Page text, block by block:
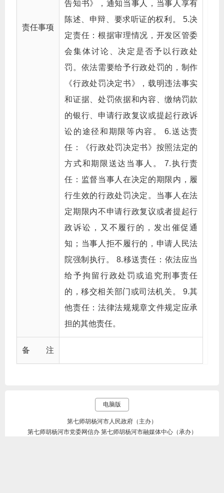
责任事项
告知书》，通知当事人，当事人享有
陈述、申辩、要求听证的权利。 5.决
定责任：根据审理情况，开发区管委
会集体讨论、决定是否予以行政处
罚。依法需要给予行政处罚的，制作
《行政处罚决定书》，载明违法事实
和证据、处罚依据和内容、缴纳罚款
的银行、申请行政复议或提起行政诉
讼的途径和期限等内容。 6.送达责
任：《行政处罚决定书》按照法定的
方式和期限送达当事人。 7.执行责
任：监督当事人在决定的期限内，履
行生效的行政处罚决定。当事人在法
定期限内不申请行政复议或者提起行
政诉讼，又不履行的，发出催促通
知；当事人拒不履行的，申请人民法
院强制执行。 8.移送责任：依法应当
给予拘留行政处罚或追究刑事责任
的，移交相关部门或司法机关。 9.其
他责任：法律法规规章文件规定应承
担的其他责任。
备 注
电脑版
第七师胡杨河市人民政府（主办）
第七师胡杨河市党委网信办 第七师胡杨河市融媒体中心（承办）